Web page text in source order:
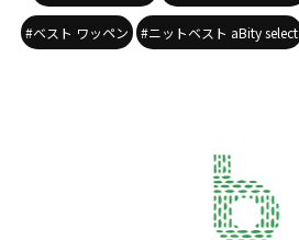
#ベスト ワッペン #ニットベスト aBity select